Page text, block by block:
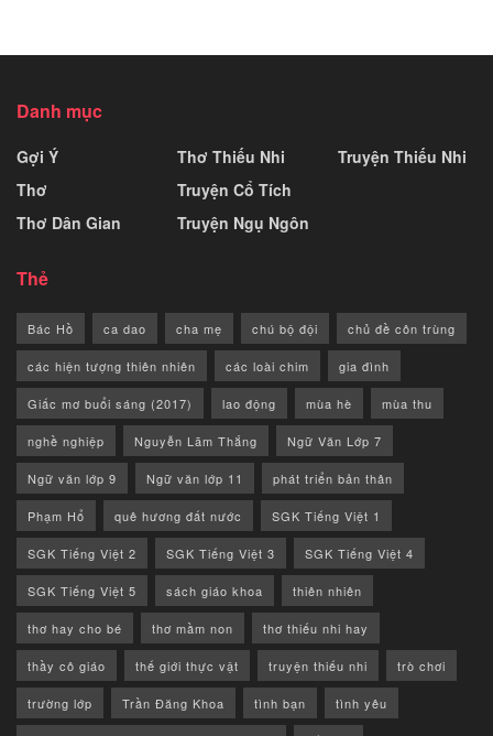
Danh mục
Gợi Ý
Thơ
Thơ Dân Gian
Thơ Thiếu Nhi
Truyện Cổ Tích
Truyện Ngụ Ngôn
Truyện Thiếu Nhi
Thẻ
Bác Hồ ca dao cha mẹ chú bộ đội chủ đề côn trùng
các hiện tượng thiên nhiên các loài chim gia đình
Giấc mơ buổi sáng (2017) lao động mùa hè mùa thu
nghề nghiệp Nguyễn Lãm Thắng Ngữ Văn Lớp 7
Ngữ văn lớp 9 Ngữ văn lớp 11 phát triển bản thân
Phạm Hổ quê hương đất nước SGK Tiếng Việt 1
SGK Tiếng Việt 2 SGK Tiếng Việt 3 SGK Tiếng Việt 4
SGK Tiếng Việt 5 sách giáo khoa thiên nhiên
thơ hay cho bé thơ mầm non thơ thiếu nhi hay
thầy cô giáo thế giới thực vật truyện thiếu nhi trò chơi
trường lớp Trần Đăng Khoa tình bạn tình yêu